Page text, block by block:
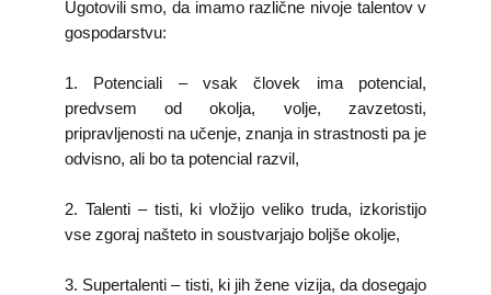
Ugotovili smo, da imamo različne nivoje talentov v
gospodarstvu:
1. Potenciali – vsak človek ima potencial,
predvsem od okolja, volje, zavzetosti,
pripravljenosti na učenje, znanja in strastnosti pa je
odvisno, ali bo ta potencial razvil,
2. Talenti – tisti, ki vložijo veliko truda, izkoristijo
vse zgoraj našteto in soustvarjajo boljše okolje,
3. Supertalenti – tisti, ki jih žene vizija, da dosegajo